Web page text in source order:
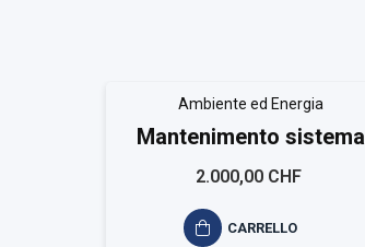
Ambiente ed Energia
Mantenimento sistema
ambientale ISO 14001
2.000,00 CHF
CARRELLO